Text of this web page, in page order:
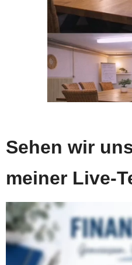
Sehen wir
meiner Live-
Finanz-Circle für Frauen,
Themenschwerpunkt
Edelmetalle.